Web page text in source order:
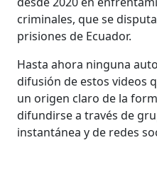
criminales, que se
prisiones de Ecuador.
Hasta ahora ninguna
difusión de estos videos
un origen claro de la
difundirse a través de
instantánea y de redes